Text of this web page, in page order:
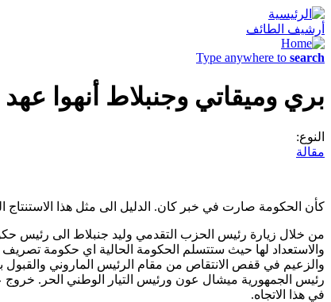
أرشيف الطائف
Type anywhere to search
بري وميقاتي وجنبلاط أنهوا
النوع:
مقالة
كأن الحكومة صارت في خبر كان. الدليل الى مثل هذا الاستنتاج
من خلال زيارة رئيس الحزب التقدمي وليد جنبلاط الى رئيس
والاستعداد لها حيث ستتسلم الحكومة الحالية اي حكومة تصريف
والزعيم في قفص الانتقاص من مقام الرئيس الماروني
رئيس الجمهورية ميشال عون ورئيس التيار الوطني الحر.
في هذا الاتجاه.